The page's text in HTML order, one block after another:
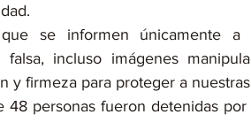
se informen únicamente a
falsa, incluso imágenes
y firmeza para proteger a
48 personas fueron detenidas